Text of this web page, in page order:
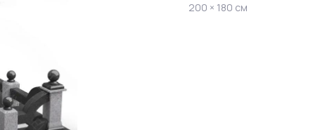
200 × 180 см